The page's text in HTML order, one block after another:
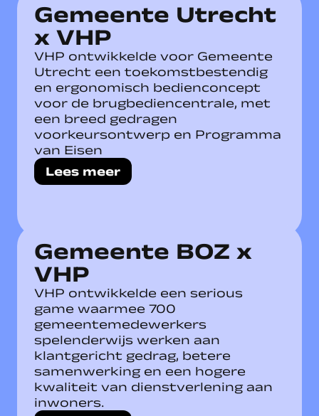
Gemeente Utrecht
x VHP
VHP ontwikkelde voor Gemeente
Utrecht een toekomstbestendig
en ergonomisch bedienconcept
voor de brugbediencentrale, met
een breed gedragen
voorkeursontwerp en Programma
van Eisen
Lees meer
Gemeente BOZ x
VHP
VHP ontwikkelde een serious
game waarmee 700
gemeentemedewerkers
spelenderwijs werken aan
klantgericht gedrag, betere
samenwerking en een hogere
kwaliteit van dienstverlening aan
inwoners.